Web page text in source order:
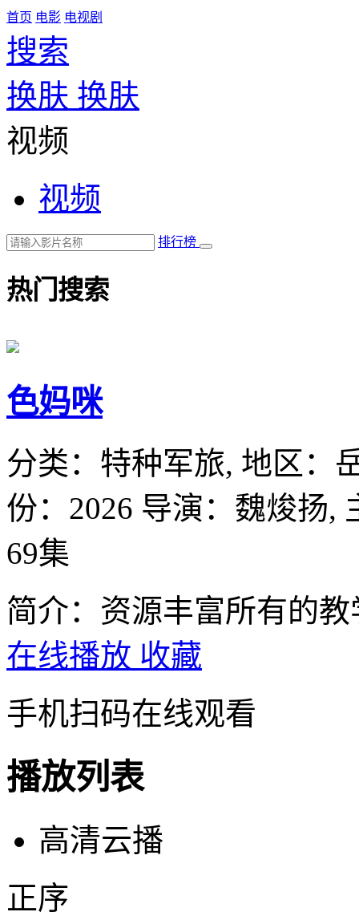
首页 电影 电视剧
搜索
换肤 换肤
视频
视频
排行榜
热门搜索
色妈咪
分类： 特种军旅, 地区：
份： 2026 导演： 魏焌扬,
69集
简介：资源丰富所有的
在线播放 收藏
手机扫码在线观看
播放列表
高清云播
正序